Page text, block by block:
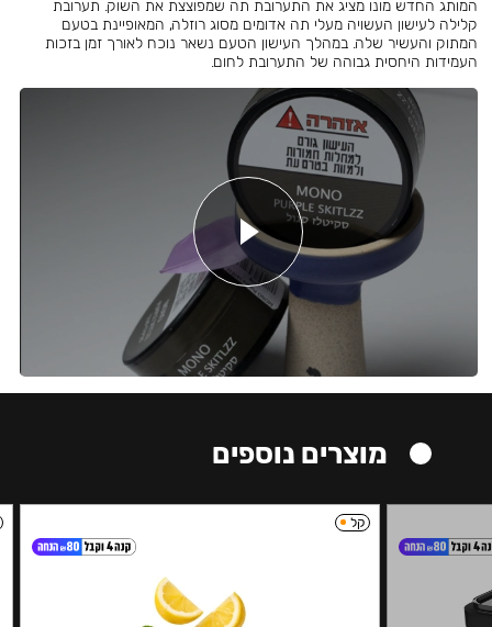
המותג החדש מונו מציג את התערובת תה שמפוצצת את השוק. תערובת
קלילה לעישון העשויה מעלי תה אדומים מסוג רוזלה, המאופיינת בטעם
המתוק והעשיר שלה. במהלך העישון הטעם נשאר נוכח לאורך זמן בזכות
העמידות היחסית גבוהה של התערובת לחום.
מוצרים נוספים
קל